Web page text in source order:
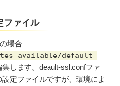
ファイル
場合
available/default-
します。deault-ssl.confファ
定ファイルですが、環境によ